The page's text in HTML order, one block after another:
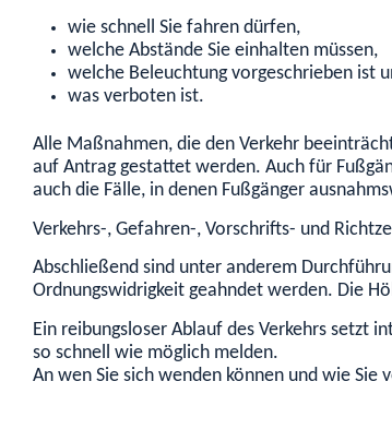
wie schnell Sie fahren dürfen,
welche Abstände Sie einhalten müssen,
welche Beleuchtung vorgeschrieben ist
was verboten ist.
Alle Maßnahmen, die den Verkehr
auf Antrag gestattet werden. Auch für
auch die Fälle, in denen Fußgänger
Verkehrs-, Gefahren-, Vorschrifts- und
Abschließend sind unter anderem
Ordnungswidrigkeit geahndet werden. Die
Ein reibungsloser Ablauf des Verkehrs setzt
so schnell wie möglich melden.
An wen Sie sich wenden können und wie Sie